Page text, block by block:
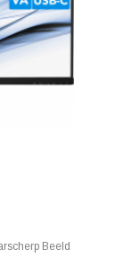
Beeld